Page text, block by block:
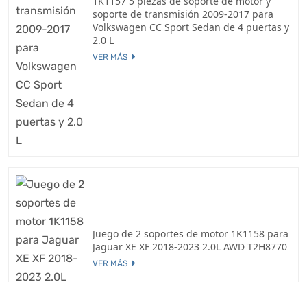
soporte de transmisión 2009-2017 para
Volkswagen CC Sport Sedan de 4 puertas y
2.0 L
VER MÁS
Juego de 2 soportes de motor 1K1158 para
Jaguar XE XF 2018-2023 2.0L AWD T2H8770
VER MÁS